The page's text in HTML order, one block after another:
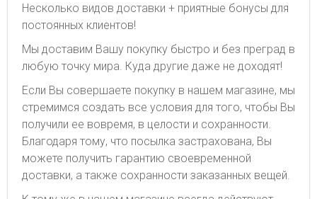
Несколько видов доставки + приятные бонусы для
постоянных клиентов!
Мы доставим Вашу покупку быстро и без преград в
любую точку мира. Куда другие даже не доходят!
Если Вы совершаете покупку в нашем магазине, мы
стремимся создать все условия для того, чтобы Вы
получили ее вовремя, в целости и сохранности.
Благодаря тому, что посылка застрахована, Вы
можете получить гарантию своевременной
доставки, а также сохранности заказанных вещей.